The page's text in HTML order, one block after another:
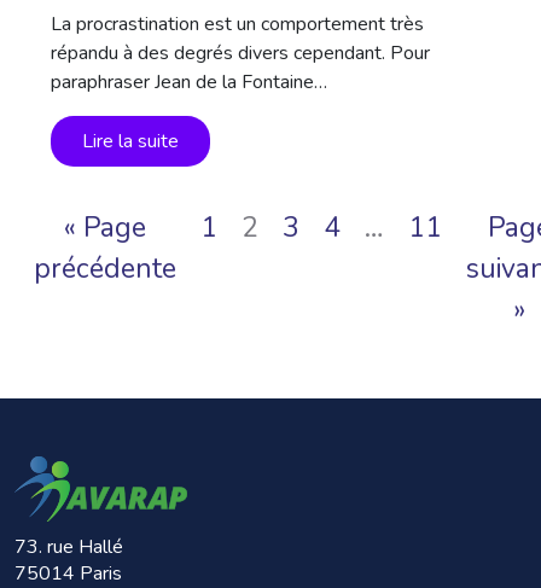
La procrastination est un comportement très
répandu à des degrés divers cependant. Pour
paraphraser Jean de la Fontaine…
Lire la suite
« Page
précédente
1 2 3 4 … 11
»
73. rue Hallé
75014 Paris